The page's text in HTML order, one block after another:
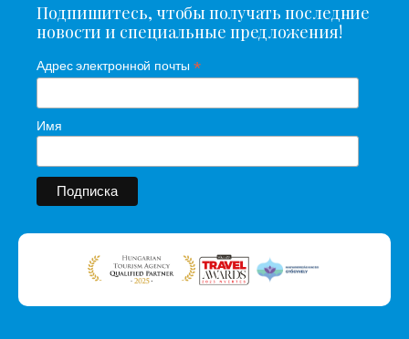
Подпишитесь, чтобы получать последние
новости и специальные предложения!
Адрес электронной почты *
Имя